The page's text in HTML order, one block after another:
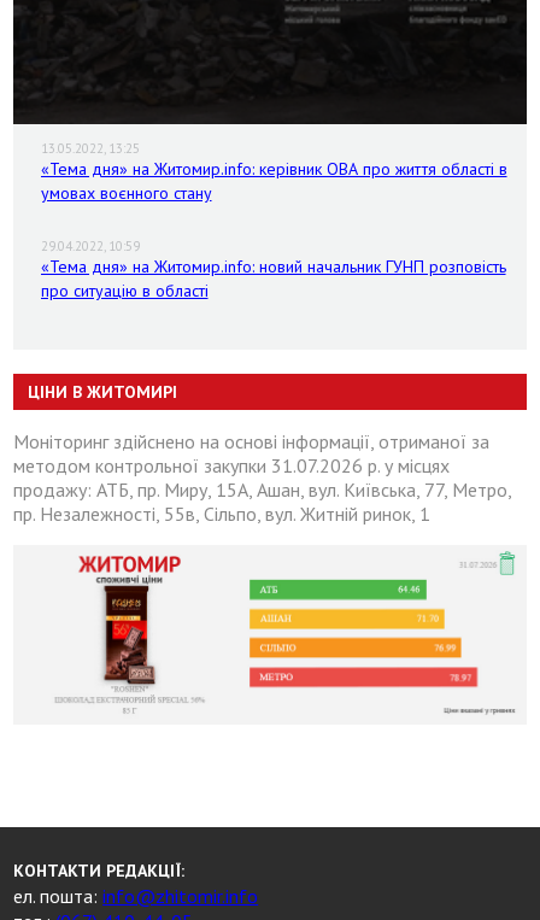
13.05.2022, 13:25
«Тема дня» на Житомир.info: керівник ОВА про життя області в
умовах воєнного стану
29.04.2022, 10:59
«Тема дня» на Житомир.info: новий начальник ГУНП розповість
про ситуацію в області
ЦІНИ В ЖИТОМИРІ
Моніторинг здійснено на основі інформації, отриманої за
методом контрольної закупки 31.07.2026 р. у місцях
продажу: АТБ, пр. Миру, 15А, Ашан, вул. Київська, 77, Метро,
пр. Незалежності, 55в, Сільпо, вул. Житній ринок, 1
КОНТАКТИ РЕДАКЦІЇ:
ел. пошта:info@zhitomir.info